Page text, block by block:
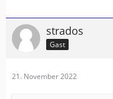
strados
Gast
21. November 2022